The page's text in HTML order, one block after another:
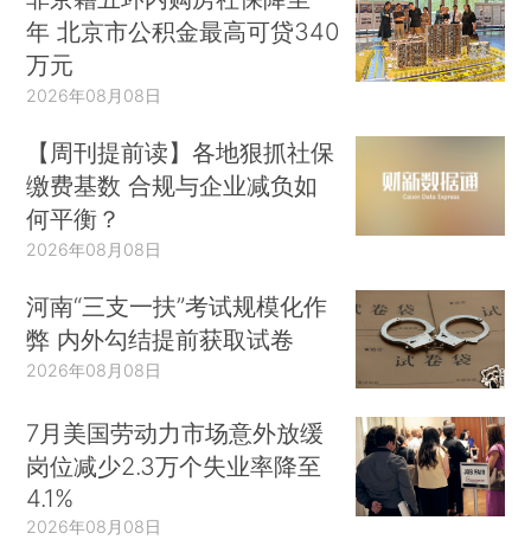
年 北京市公积金最高可贷340
万元
2026年08月08日
【周刊提前读】各地狠抓社保
缴费基数 合规与企业减负如
何平衡？
2026年08月08日
河南“三支一扶”考试规模化作
弊 内外勾结提前获取试卷
2026年08月08日
7月美国劳动力市场意外放缓
岗位减少2.3万个失业率降至
4.1%
2026年08月08日